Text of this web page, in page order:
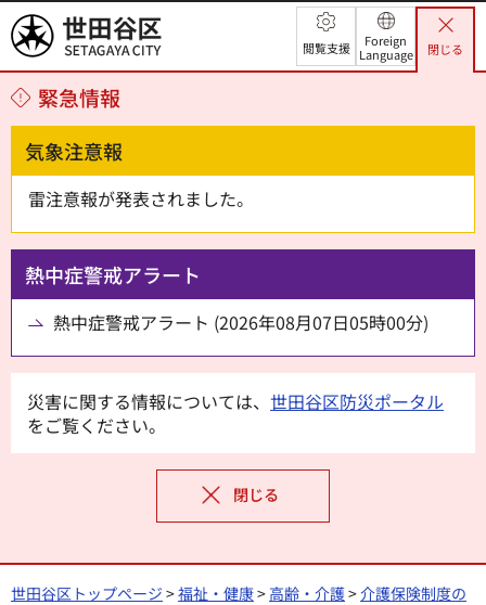
世田谷区 閲覧支援
Foreign
Language
閉じる
緊急情報
気象注意報
雷注意報が発表されました。
熱中症警戒アラート
熱中症警戒アラート (2026年08月07日05時00分)
災害に関する情報については、 世田谷区防災ポータル
をご覧ください。
閉じる
世田谷区トップページ >福祉・健康> 高齢・介護>介護保険制度の